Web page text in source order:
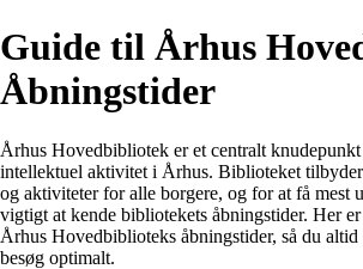
Guide til Århus
Åbningstider
Århus Hovedbibliotek er et centralt
intellektuel aktivitet i Århus. Biblioteket
og aktiviteter for alle borgere, og for at få mest
vigtigt at kende bibliotekets åbningstider. Her
Århus Hovedbiblioteks åbningstider, så du
besøg optimalt.